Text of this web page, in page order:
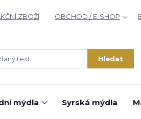
ZBOŽÍ OBCHOD / E-SHOP
Hledat
mýdla Syrská mýdla